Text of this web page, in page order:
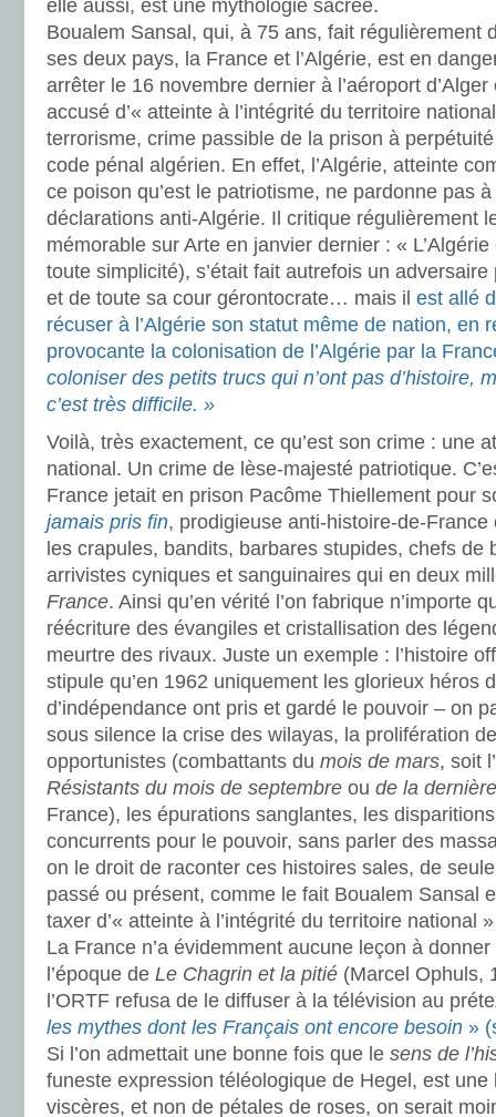
elle aussi, est une mythologie sacrée.
Boualem Sansal, qui, à 75 ans, fait régulièrement
ses deux pays, la France et l’Algérie, est en
arrêter le 16 novembre dernier à l’aéroport
accusé d’« atteinte à l’intégrité du territoire
terrorisme, crime passible de la prison à
code pénal algérien. En effet, l’Algérie, atteinte
ce poison qu’est le patriotisme, ne pardonne pas
déclarations anti-Algérie. Il critique régulièrement
mémorable sur Arte en janvier dernier : «
toute simplicité), s’était fait autrefois un
et de toute sa cour gérontocrate… mais il est allé
récuser à l’Algérie son statut même de nation, en
provocante la colonisation de l’Algérie par la
coloniser des petits trucs qui n’ont pas d’histoire,
c’est très difficile. »
Voilà, très exactement, ce qu’est son crime : une
national. Un crime de lèse-majesté patriotique.
France jetait en prison Pacôme Thiellement pour
jamais pris fin, prodigieuse anti-histoire-de-
les crapules, bandits, barbares stupides, chefs de
arrivistes cyniques et sanguinaires qui en deux
France. Ainsi qu’en vérité l’on fabrique n’importe
réécriture des évangiles et cristallisation des
meurtre des rivaux. Juste un exemple : l’histoire
stipule qu’en 1962 uniquement les glorieux héros
d’indépendance ont pris et gardé le pouvoir – on
sous silence la crise des wilayas, la prolifération
opportunistes (combattants du mois de mars, soit
Résistants du mois de septembre ou de la
France), les épurations sanglantes, les
concurrents pour le pouvoir, sans parler des
on le droit de raconter ces histoires sales, de
passé ou présent, comme le fait Boualem Sansal
taxer d’« atteinte à l’intégrité du territoire national
La France n’a évidemment aucune leçon à
l’époque de Le Chagrin et la pitié (Marcel Ophuls,
l’ORTF refusa de le diffuser à la télévision au
les mythes dont les Français ont encore besoin »
Si l’on admettait une bonne fois que le sens de
funeste expression téléologique de Hegel, est une
viscères, et non de pétales de roses, on serait